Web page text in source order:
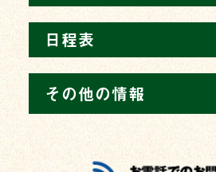
日程表
その他の情報